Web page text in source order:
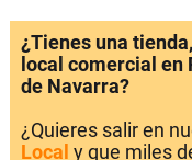
¿Tienes una
local comercial en
de Navarra?
¿Quieres salir en
Local y que miles